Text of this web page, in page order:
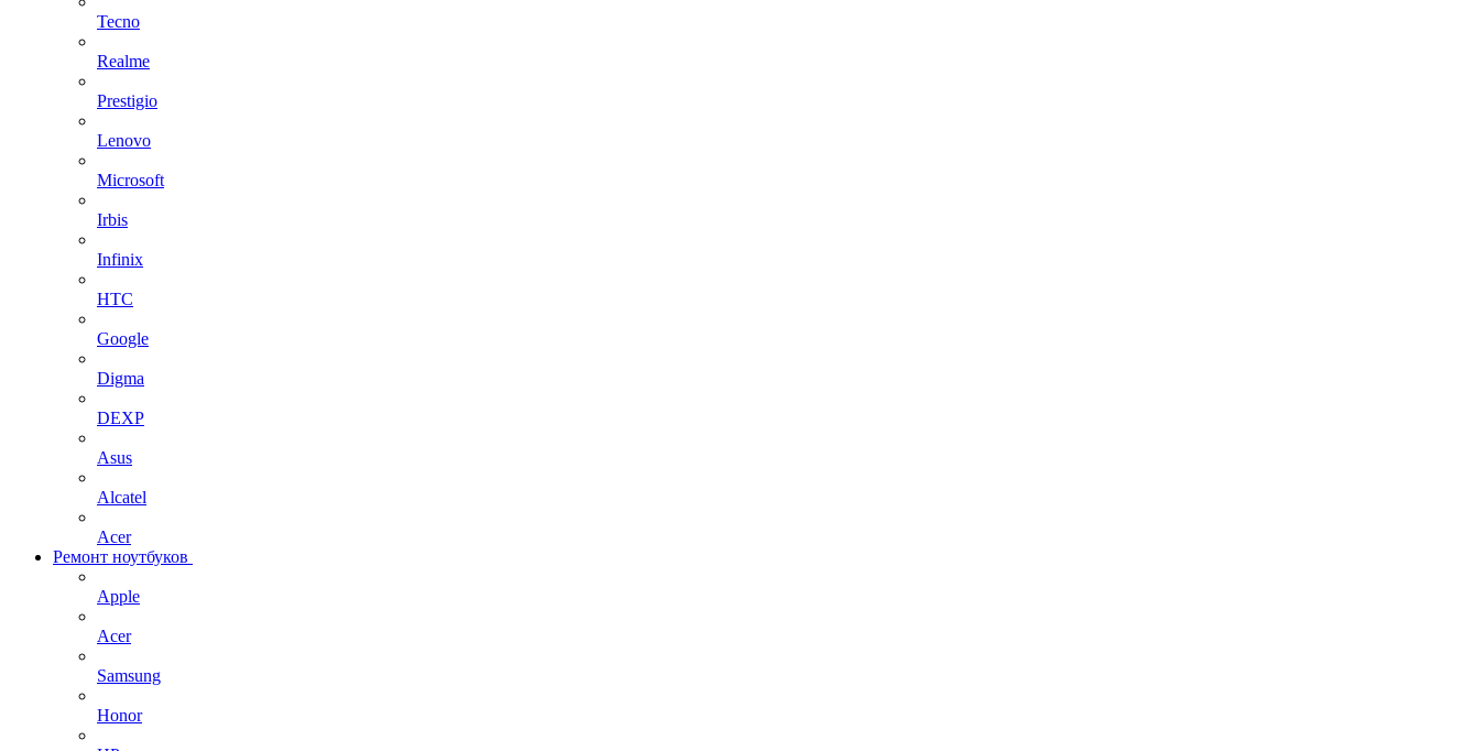
Tecno
Realme
Prestigio
Lenovo
Microsoft
Irbis
Infinix
HTC
Google
Digma
DEXP
Asus
Alcatel
Acer
Ремонт ноутбуков
Apple
Acer
Samsung
Honor